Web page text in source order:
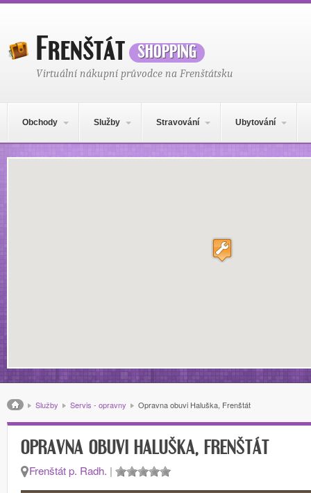
Frenštátshopping
Virtuální nákupní průvodce na Frenštátsku
Obchody Služby Stravování Ubytování
Místo
Drobečková navigace
Služby Servis - opravny Opravna obuvi Haluška, Frenštát
OPRAVNA OBUVI HALUŠKA, FRENŠTÁT
Frenštát p. Radh. |